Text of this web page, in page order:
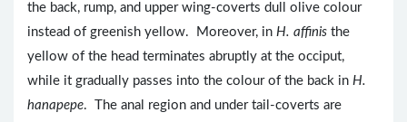
the back, rump, and upper wing-coverts dull olive colour
instead of greenish yellow. Moreover, in H. affinis the
yellow of the head terminates abruptly at the occiput,
while it gradually passes into the colour of the back in H.
hanapepe. The anal region and under tail-coverts are